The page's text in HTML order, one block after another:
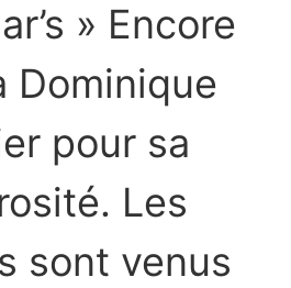
» Encore
Dominique
pour sa
Les
sont venus